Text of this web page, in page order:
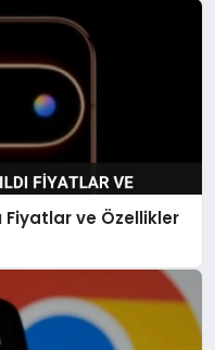
Fiyatlar ve Özellikler